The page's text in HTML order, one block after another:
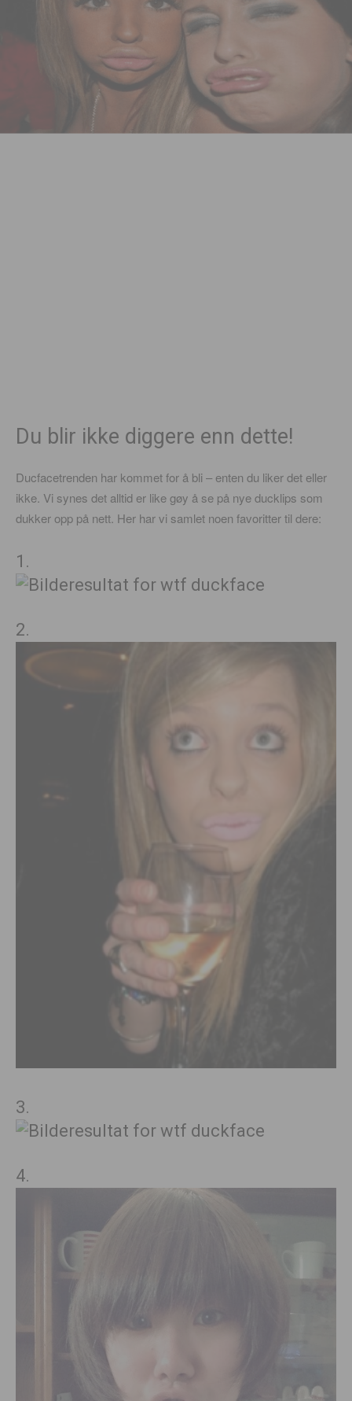
Du blir ikke diggere enn dette!
Ducfacetrenden har kommet for å bli – enten du liker det eller
ikke. Vi synes det alltid er like gøy å se på nye ducklips som
dukker opp på nett. Her har vi samlet noen favoritter til dere:
1.
2.
3.
4.